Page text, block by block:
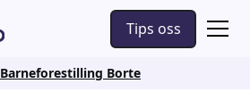
Tips oss
Barneforestilling Borte